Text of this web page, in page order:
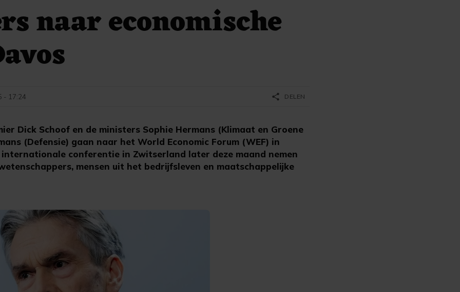
naar economische
Dick Schoof en de ministers Sophie Hermans (Klimaat en Groene
(Defensie) gaan naar het World Economic Forum (WEF) in
internationale conferentie in Zwitserland later deze maand nemen
mensen uit het bedrijfsleven en maatschappelijke
- 17:24 share DELEN